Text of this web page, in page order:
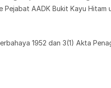
AADK Bukit Kayu Hitam
1952 dan 3(1) Akta